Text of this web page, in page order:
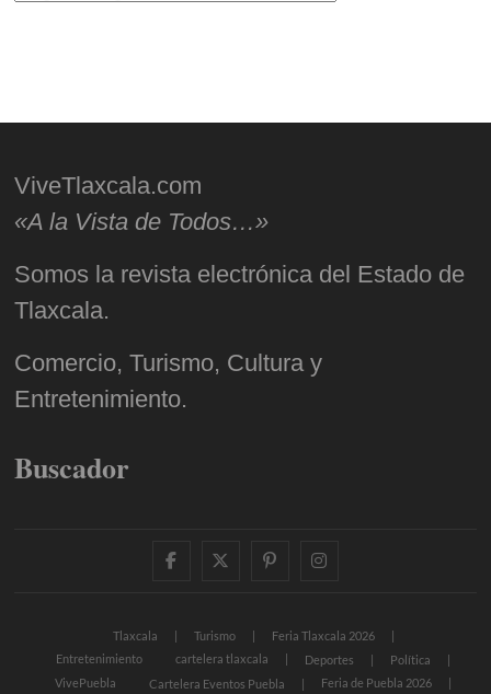
ViveTlaxcala.com
«A la Vista de Todos…»
Somos la revista electrónica del Estado de
Tlaxcala.
Comercio, Turismo, Cultura y
Entretenimiento.
Buscador
facebooktwitter
pinterestinstagram
Tlaxcala Turismo
Feria Tlaxcala 2026
Entretenimiento
cartelera tlaxcala Deportes
Política
VivePuebla
Cartelera Eventos Puebla Feria de Puebla 2026